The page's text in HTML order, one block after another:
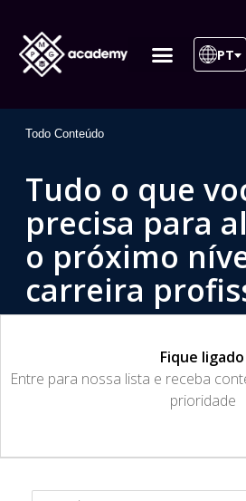
PT
Todo Conteúdo
Tudo o que
precisa para
o próximo
carreira
Fique ligado
​Entre para nossa lista e receba
prioridade